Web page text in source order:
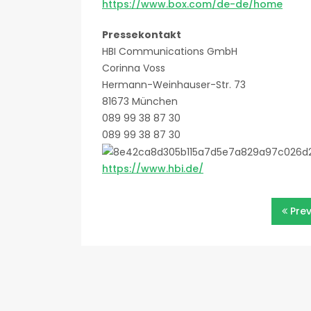
https://www.box.com/de-de/home
Pressekontakt
HBI Communications GmbH
Corinna Voss
Hermann-Weinhauser-Str. 73
81673 München
089 99 38 87 30
089 99 38 87 30
https://www.hbi.de/
Beitragsnavigation
Prev